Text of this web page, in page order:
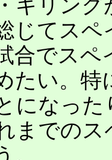
キリン
じてスペ
合でスペ
たい。特
になっ
までの